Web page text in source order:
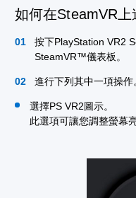
如何在SteamVR上
按下PlayStation VR2
SteamVR™儀表板。
進行下列其中一項操作
選擇PS VR2圖示。
此選項可讓您調整螢幕